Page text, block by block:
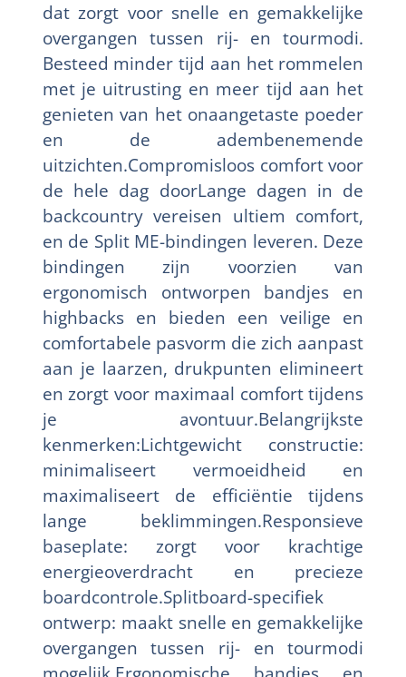
dat zorgt voor snelle en gemakkelijke
overgangen tussen rij- en tourmodi.
Besteed minder tijd aan het rommelen
met je uitrusting en meer tijd aan het
genieten van het onaangetaste poeder
en de adembenemende
uitzichten.Compromisloos comfort voor
de hele dag doorLange dagen in de
backcountry vereisen ultiem comfort,
en de Split ME-bindingen leveren. Deze
bindingen zijn voorzien van
ergonomisch ontworpen bandjes en
highbacks en bieden een veilige en
comfortabele pasvorm die zich aanpast
aan je laarzen, drukpunten elimineert
en zorgt voor maximaal comfort tijdens
je avontuur.Belangrijkste
kenmerken:Lichtgewicht constructie:
minimaliseert vermoeidheid en
maximaliseert de efficiëntie tijdens
lange beklimmingen.Responsieve
baseplate: zorgt voor krachtige
energieoverdracht en precieze
boardcontrole.Splitboard-specifiek
ontwerp: maakt snelle en gemakkelijke
overgangen tussen rij- en tourmodi